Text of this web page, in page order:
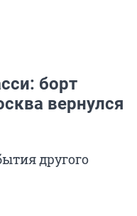
борт
вернулся
другого